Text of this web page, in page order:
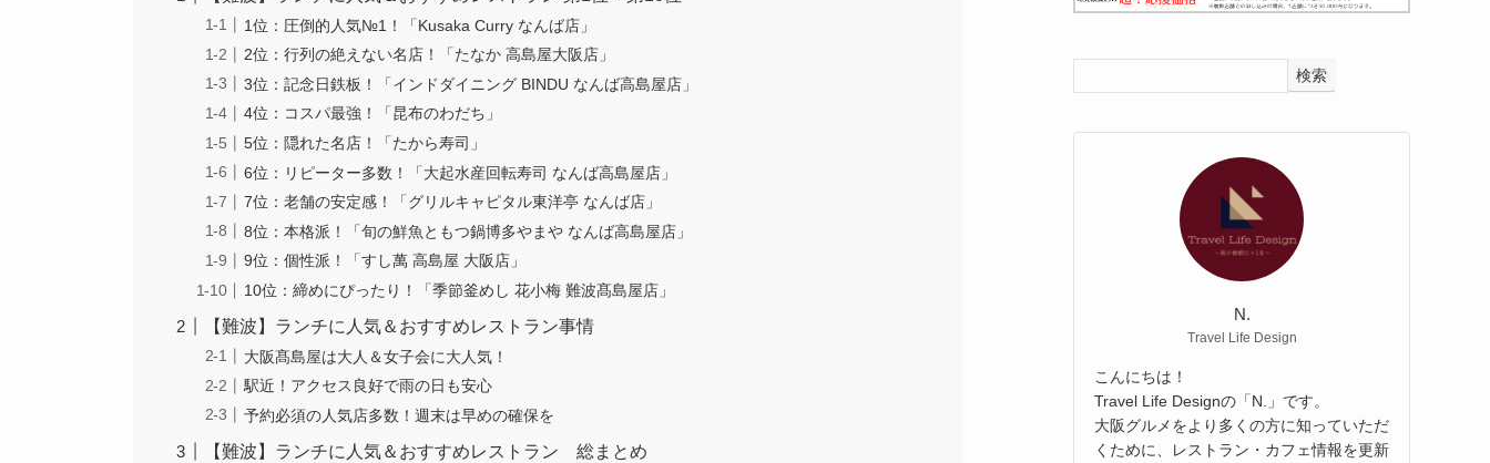
1位：圧倒的人気№1！「Kusaka Curry なんば店」
2位：行列の絶えない名店！「たなか 高島屋大阪店」
3位：記念日鉄板！「インドダイニング BINDU なんば高島屋店」
4位：コスパ最強！「昆布のわだち」
5位：隠れた名店！「たから寿司」
6位：リピーター多数！「大起水産回転寿司 なんば高島屋店」
7位：老舗の安定感！「グリルキャピタル東洋亭 なんば店」
8位：本格派！「旬の鮮魚ともつ鍋博多やまや なんば高島屋店」
9位：個性派！「すし萬 高島屋 大阪店」
10位：締めにぴったり！「季節釜めし 花小梅 難波髙島屋店」
【難波】ランチに人気＆おすすめレストラン事情
大阪髙島屋は大人＆女子会に大人気！
駅近！アクセス良好で雨の日も安心
予約必須の人気店多数！週末は早めの確保を
【難波】ランチに人気＆おすすめレストラン 総まとめ
検索
N.
Travel Life Design
こんにちは！
Travel Life Designの「N.」です。
大阪グルメをより多くの方に知っていただ
くために、レストラン・カフェ情報を更新